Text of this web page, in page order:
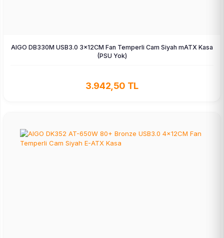
AIGO DB330M USB3.0 3×12CM Fan Temperli Cam Siyah mATX Kasa
(PSU Yok)
3.942,50 TL